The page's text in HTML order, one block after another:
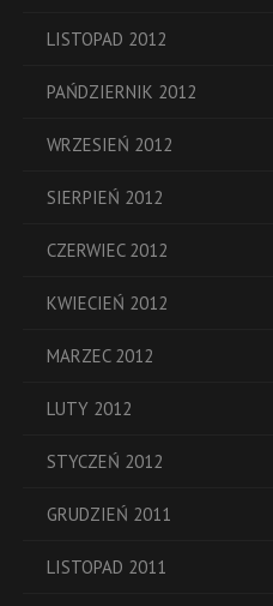
LISTOPAD 2012
PAŃDZIERNIK 2012
WRZESIEŃ 2012
SIERPIEŃ 2012
CZERWIEC 2012
KWIECIEŃ 2012
MARZEC 2012
LUTY 2012
STYCZEŃ 2012
GRUDZIEŃ 2011
LISTOPAD 2011